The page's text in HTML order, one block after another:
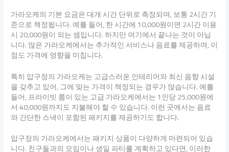
가라오케의 기본 요금은 대개 시간 단위로 측정되며, 보통 2시간 기
준으로 책정됩니다. 예를 들어, 한 시간에 10,000원이면 2시간 이용
시 20,000원이 되는 셈입니다. 하지만 여기에서 끝나는 것이 아닙
니다. 많은 가라오케에서는 추가적인 서비스나 음료를 제공하며, 이
점도 가격에 영향을 미칩니다.
특히 압구정의 가라오케는 고급스러운 인테리어와 최신 음향 시설
을 갖추고 있어, 그에 맞는 가격이 책정되는 경우가 많습니다. 예를
들어, 프라이빗 룸이 있는 고급 가라오케에서는 1인당 25,000원에
서 40,000원까지도 지불해야 할 수 있습니다. 이런 곳에서는 음료
와 간단한 스낵이 포함된 패키지를 제공하기도 합니다.
압구정의 가라오케에서는 패키지 상품이 다양하게 마련되어 있습
니다. 친구들과의 모임이나 생일 파티를 계획하고 있다면, 이러한